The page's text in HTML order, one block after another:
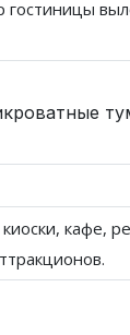
гостиницы
кафе,